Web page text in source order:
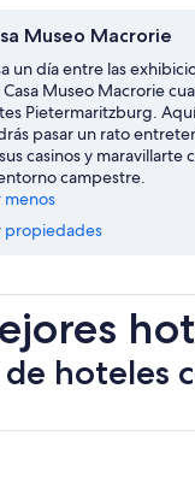
Museo Macrorie
un día entre las
Museo Macrorie
Pietermaritzburg.
pasar un rato
casinos y maravillarte
campestre.
menos
propiedades
hoteles